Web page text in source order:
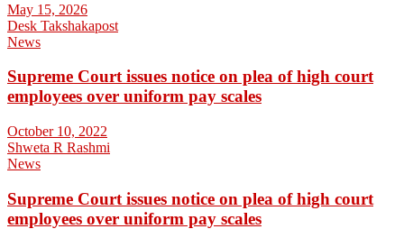
May 15, 2026
Desk Takshakapost
News
Supreme Court issues notice on plea of high court
employees over uniform pay scales
October 10, 2022
Shweta R Rashmi
News
Supreme Court issues notice on plea of high court
employees over uniform pay scales